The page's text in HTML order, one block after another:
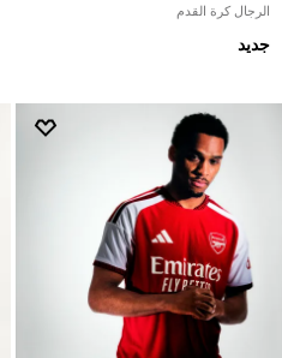
الرجال كرة القدم
جديد